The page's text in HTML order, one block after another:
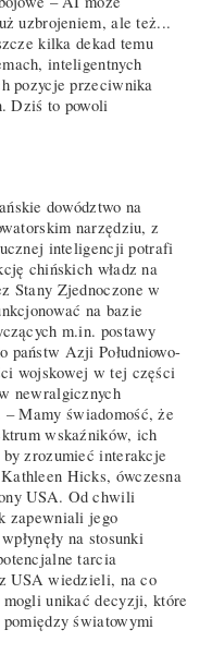
uzbrojeniem, ale też...
kilka dekad temu
inteligentnych
pozycje przeciwnika
Dziś to powoli
dowództwo na
narzędziu, z
inteligencji potrafi
chińskich władz na
Stany Zjednoczone w
na bazie
m.in. postawy
państw Azji Południowo-
wojskowej w tej części
newralgicznych
– Mamy świadomość, że
wskaźników, ich
zrozumieć interakcje
Hicks, ówczesna
USA. Od chwili
zapewniali jego
na stosunki
tarcia
USA wiedzieli, na co
unikać decyzji, które
światowymi